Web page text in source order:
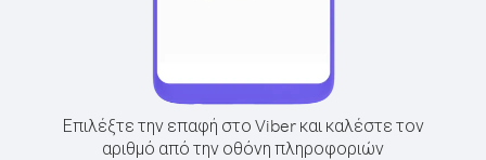
Επιλέξτε την επαφή στο Viber και καλέστε τον
αριθμό από την οθόνη πληροφοριών